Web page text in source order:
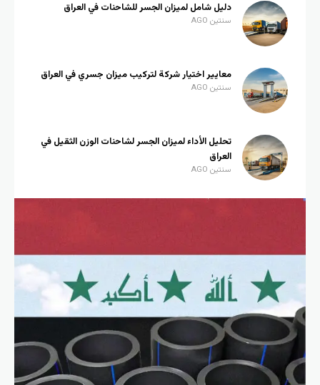
دليل شامل لميزان الجسر للشاحنات في العراق
سنتين AGO
معايير اختيار شركة لتركيب ميزان جسري في العراق
سنتين AGO
تحليل الأداء لميزان الجسر لشاحنات الوزن الثقيل في
العراق
سنتين AGO